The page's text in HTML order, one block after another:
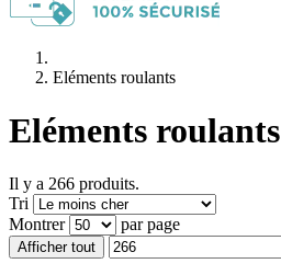
Eléments roulants
Eléments roulants
Il y a 266 produits.
Tri
Montrer
par page
Afficher tout